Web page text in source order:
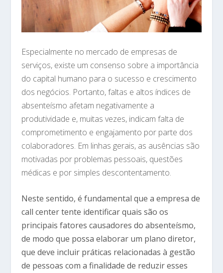
Especialmente no mercado de empresas de
serviços, existe um consenso sobre a importância
do capital humano para o sucesso e crescimento
dos negócios. Portanto, faltas e altos índices de
absenteísmo afetam negativamente a
produtividade e, muitas vezes, indicam falta de
comprometimento e engajamento por parte dos
colaboradores. Em linhas gerais, as ausências são
motivadas por problemas pessoais, questões
médicas e por simples descontentamento.
Neste sentido, é fundamental que a empresa de
call center tente identificar quais são os
principais fatores causadores do absenteísmo,
de modo que possa elaborar um plano diretor,
que deve incluir práticas relacionadas à gestão
de pessoas com a finalidade de reduzir esses